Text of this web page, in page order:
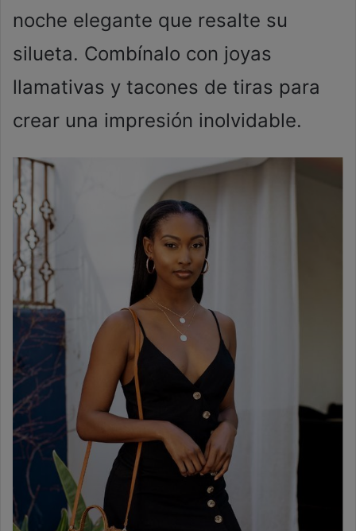
noche elegante que resalte su
silueta. Combínalo con joyas
llamativas y tacones de tiras para
crear una impresión inolvidable.